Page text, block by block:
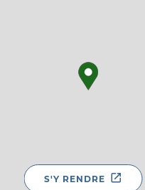
S'Y RENDRE